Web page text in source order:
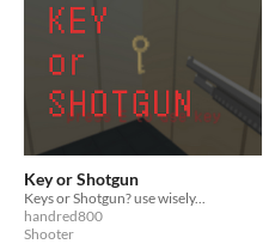
Key or Shotgun
Keys or Shotgun? use wisely...
handred800
Shooter